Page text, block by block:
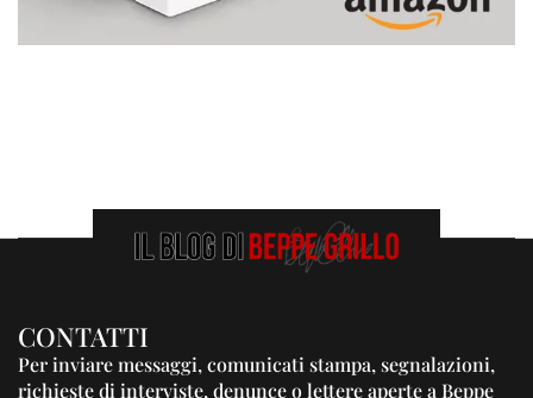
CONTATTI
Per inviare messaggi, comunicati stampa, segnalazioni,
richieste di interviste, denunce o lettere aperte a Beppe